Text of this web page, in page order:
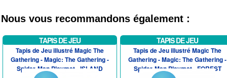
Nous vous recommandons également :
TAPIS DE JEU
Tapis de Jeu illustré Magic The
Gathering - Magic: The Gathering -
Spider-Man Playmat - ISLAND
TAPIS DE JEU
Tapis de Jeu illustré Magic The
Gathering - Magic: The Gathering -
Spider-Man Playmat - FOREST